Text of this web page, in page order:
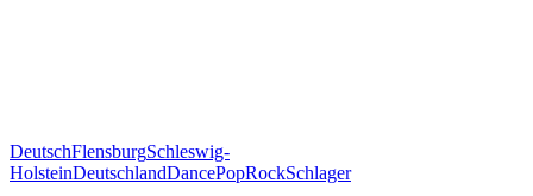
DeutschFlensburgSchleswig-
HolsteinDeutschlandDancePopRockSchlager